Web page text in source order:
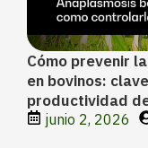
Cómo prevenir
en bovinos:
productividad
junio 2, 2026